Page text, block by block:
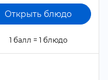
Открыть блюдо
1 балл = 1 блюдо